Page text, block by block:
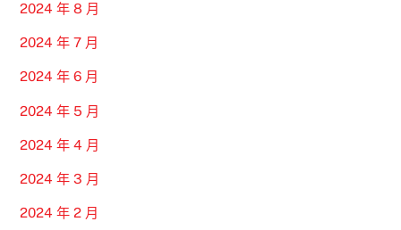
2024 年 8 月
2024 年 7 月
2024 年 6 月
2024 年 5 月
2024 年 4 月
2024 年 3 月
2024 年 2 月